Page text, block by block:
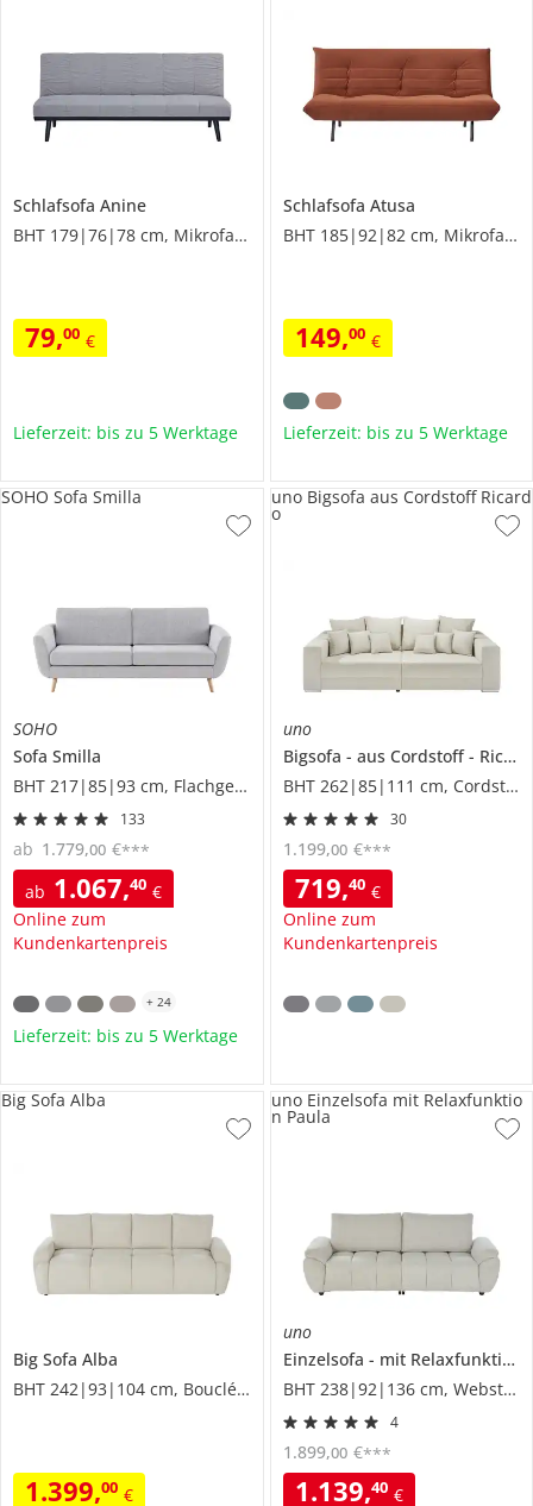
Schlafsofa Anine
BHT 179|76|78 cm, Mikrofaser
79,00 €
Lieferzeit: bis zu 5 Werktage
Schlafsofa Atusa
BHT 185|92|82 cm, Mikrofaser in Samt-Optik
149,00 €
Lieferzeit: bis zu 5 Werktage
SOHO
Sofa Smilla
BHT 217|85|93 cm, Flachgewebe
133
ab 1.067,40 €
Online zum
Kundenkartenpreis
ab 1.779,00 €***
SOHO Sofa Smilla
+ 24
Lieferzeit: bis zu 5 Werktage
uno
Bigsofa
aus Cordstoff
Ricardo
BHT 262|85|111 cm, Cordstoff
30
719,40 €
Online zum
Kundenkartenpreis
1.199,00 €***
uno Bigsofa aus Cordstoff Ricard
o
Big Sofa Alba
BHT 242|93|104 cm, Boucléstoff
1.399,00 €
Big Sofa Alba
uno
Einzelsofa
mit Relaxfunktion
BHT 238|92|136 cm, Webstoff
4
1.139,40 €
1.899,00 €***
uno Einzelsofa mit Relaxfunktio
n Paula